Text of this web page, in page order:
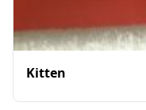
Kitten